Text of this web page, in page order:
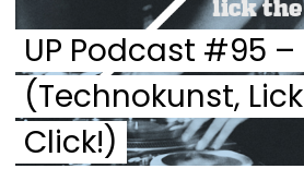
UP Podcast #95 –
(Technokunst,
Click!)